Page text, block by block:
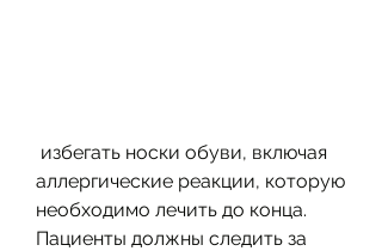
аллергические реакции, которую
необходимо лечить до конца.
Пациенты должны следить за